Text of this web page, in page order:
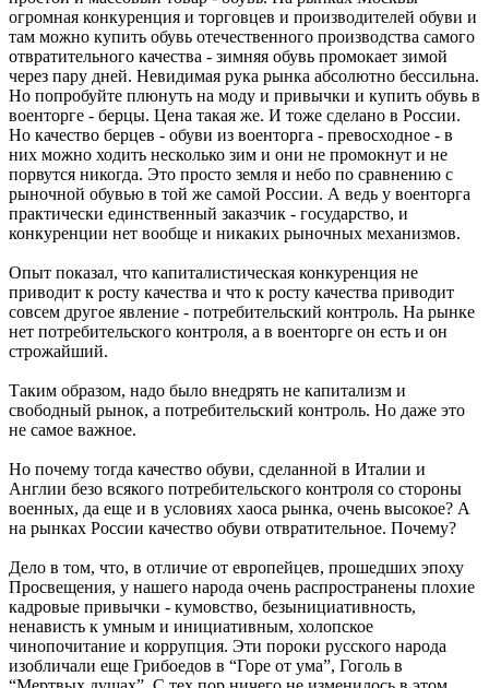
огромная конкуренция и торговцев и производителей обуви и
там можно купить обувь отечественного производства самого
отвратительного качества - зимняя обувь промокает зимой
через пару дней. Невидимая рука рынка абсолютно бессильна.
Но попробуйте плюнуть на моду и привычки и купить обувь в
военторге - берцы. Цена такая же. И тоже сделано в России.
Но качество берцев - обуви из военторга - превосходное - в
них можно ходить несколько зим и они не промокнут и не
порвутся никогда. Это просто земля и небо по сравнению с
рыночной обувью в той же самой России. А ведь у военторга
практически единственный заказчик - государство, и
конкуренции нет вообще и никаких рыночных механизмов.
Опыт показал, что капиталистическая конкуренция не
приводит к росту качества и что к росту качества приводит
совсем другое явление - потребительский контроль. На рынке
нет потребительского контроля, а в военторге он есть и он
строжайший.
Таким образом, надо было внедрять не капитализм и
свободный рынок, а потребительский контроль. Но даже это
не самое важное.
Но почему тогда качество обуви, сделанной в Италии и
Англии безо всякого потребительского контроля со стороны
военных, да еще и в условиях хаоса рынка, очень высокое? А
на рынках России качество обуви отвратительное. Почему?
Дело в том, что, в отличие от европейцев, прошедших эпоху
Просвещения, у нашего народа очень распространены плохие
кадровые привычки - кумовство, безынициативность,
ненависть к умным и инициативным, холопское
чинопочитание и коррупция. Эти пороки русского народа
изобличали еще Грибоедов в “Горе от ума”, Гоголь в